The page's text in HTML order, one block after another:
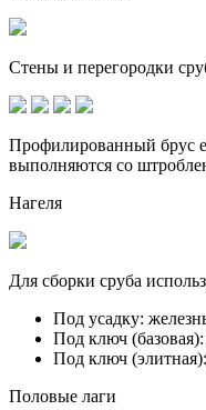
Стены и перегородки
Профилированный брус
выполняются со
Нагеля
Для сборки сруба
Под усадку:
Под ключ (базовая):
Под ключ (элитная):
Половые лаги